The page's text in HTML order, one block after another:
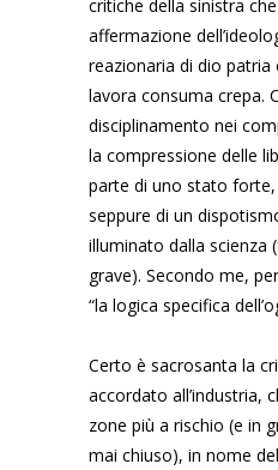
critiche della sinistra
affermazione
reazionaria di dio patria
lavora consuma crepa.
disciplinamento nei
la compressione delle
parte di uno stato
seppure di un
illuminato dalla scienza
grave). Secondo me,
“la logica specifica
Certo è sacrosanta la
accordato all’industria,
zone più a rischio (e in
mai chiuso), in nome